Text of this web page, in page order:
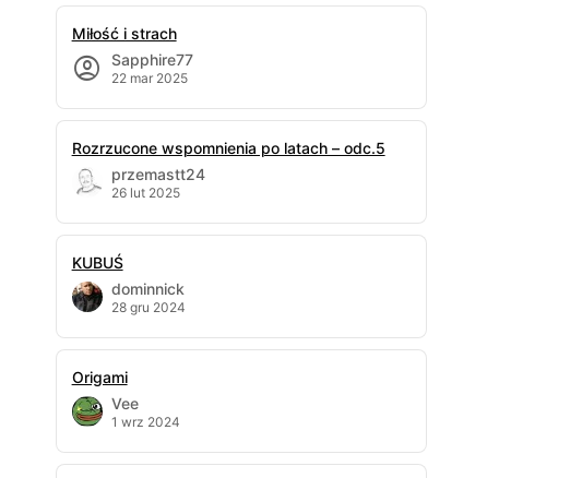
Miłość i strach
Sapphire77
22 mar 2025
Rozrzucone wspomnienia po latach – odc.5
przemastt24
26 lut 2025
KUBUŚ
dominnick
28 gru 2024
Origami
Vee
1 wrz 2024